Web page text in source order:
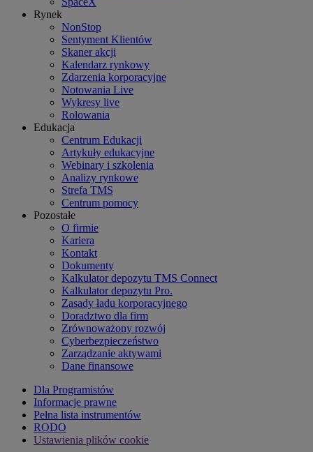
Rynek
NonStop
Sentyment Klientów
Skaner akcji
Kalendarz rynkowy
Zdarzenia korporacyjne
Notowania Live
Wykresy live
Rolowania
Edukacja
Centrum Edukacji
Artykuły edukacyjne
Webinary i szkolenia
Analizy rynkowe
Strefa TMS
Centrum pomocy
Pozostałe
O firmie
Kariera
Kontakt
Dokumenty
Kalkulator depozytu TMS Connect
Kalkulator depozytu Pro.
Zasady ładu korporacyjnego
Doradztwo dla firm
Zrównoważony rozwój
Cyberbezpieczeństwo
Zarządzanie aktywami
Dane finansowe
Dla Programistów
Informacje prawne
Pełna lista instrumentów
RODO
Ustawienia plików cookie